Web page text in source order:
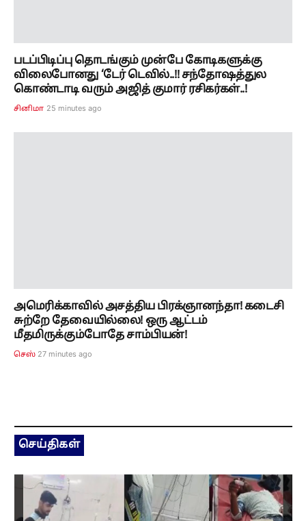
படப்பிடிப்பு தொடங்கும் முன்பே கோடிகளுக்கு
விலைபோனது ‘டேர் டெவில்..!! சந்தோஷத்துல
கொண்டாடி வரும் அஜித் குமார் ரசிகர்கள்..!
சினிமா 25 minutes ago
அமெரிக்காவில் அசத்திய பிரக்ஞானந்தா! கடைசி
சுற்றே தேவையில்லை! ஒரு ஆட்டம்
மீதமிருக்கும்போதே சாம்பியன்!
செஸ் 27 minutes ago
செய்திகள்